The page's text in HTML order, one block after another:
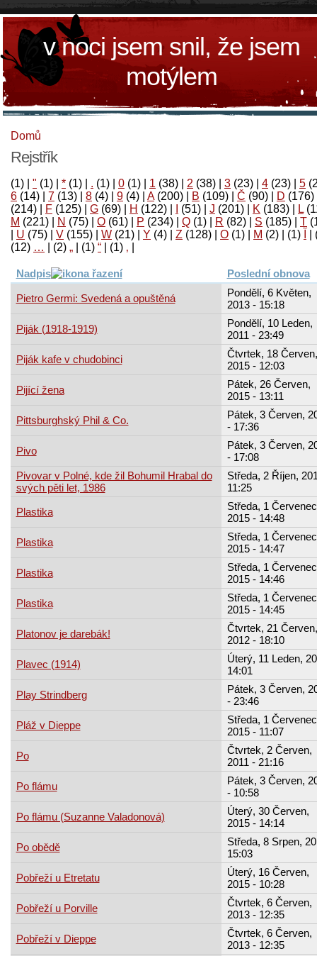
v noci jsem snil, že jsem
motýlem
Domů
Rejstřík
(1) " (1) * (1) . (1) 0 (1) 1 (38) 2 (38) 3 (23) 4 (23) 5
6 (14) 7 (13) 8 (4) 9 (4) A(200) B (109) Č (90) D (176)
(214)
F (125) G (69) H (122) (51) J (201) K (183) L
M (221) N (75) O (61) P (234) Q (1) R (82) S (185) T
U (75) V (155) W (21) Y (4) Z (128) Ο (1) М (2)
(1)
‚
(1)
“
(1)
„
(2)
…
(12)
Nadpis Poslední obnova
Pietro Germi: Svedená a opuštěná
Pondělí, 6 Květen,
2013 - 15:18
Piják (1918-1919)
Pondělí, 10 Leden,
2011 - 23:49
Piják kafe v chudobinci
Čtvrtek, 18 Červen,
2015 - 12:03
Pijící žena
Pátek, 26 Červen,
2015 - 13:11
Pittsburghský Phil & Co.
Pátek, 3 Červen,
- 17:36
Pivo
Pátek, 3 Červen,
- 17:08
Pivovar v Polné, kde žil Bohumil Hrabal do
svých pěti let, 1986
Středa, 2 Říjen,
11:25
Plastika
Středa, 1
2015 - 14:48
Plastika
Středa, 1
2015 - 14:47
Plastika
Středa, 1
2015 - 14:46
Plastika
Středa, 1
2015 - 14:45
Platonov je darebák!
Čtvrtek, 21 Červen,
2012 - 18:10
Plavec (1914)
Úterý, 11 Leden,
14:01
Play Strindberg
Pátek, 3 Červen,
- 23:46
Pláž v Dieppe
Středa, 1
2015 - 11:07
Po
Čtvrtek, 2 Červen,
2011 - 21:16
Po flámu
Pátek, 3 Červen,
- 10:58
Po flámu (Suzanne Valadonová)
Úterý, 30 Červen,
2015 - 14:14
Po obědě
Středa, 8 Srpen,
15:03
Pobřeží u Etretatu
Úterý, 16 Červen,
2015 - 10:28
Pobřeží u Porville
Čtvrtek, 6 Červen,
2013 - 12:35
Pobřeží v Dieppe
Čtvrtek, 6 Červen,
2013 - 12:35